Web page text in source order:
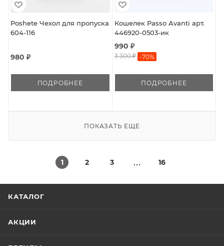
Poshete Чехол для пропуска
604-116
980 ₽
ПОДРОБНЕЕ
Кошелек Passo Avanti арт.
446920-0503-ик
990 ₽
3 300 ₽ -70%
ПОДРОБНЕЕ
ПОКАЗАТЬ ЕЩЕ
1 2 3 16
КАТАЛОГ
АКЦИИ